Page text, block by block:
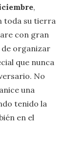
,
toda su tierra
con gran
de organizar
que nunca
No
una
tenido la
en el